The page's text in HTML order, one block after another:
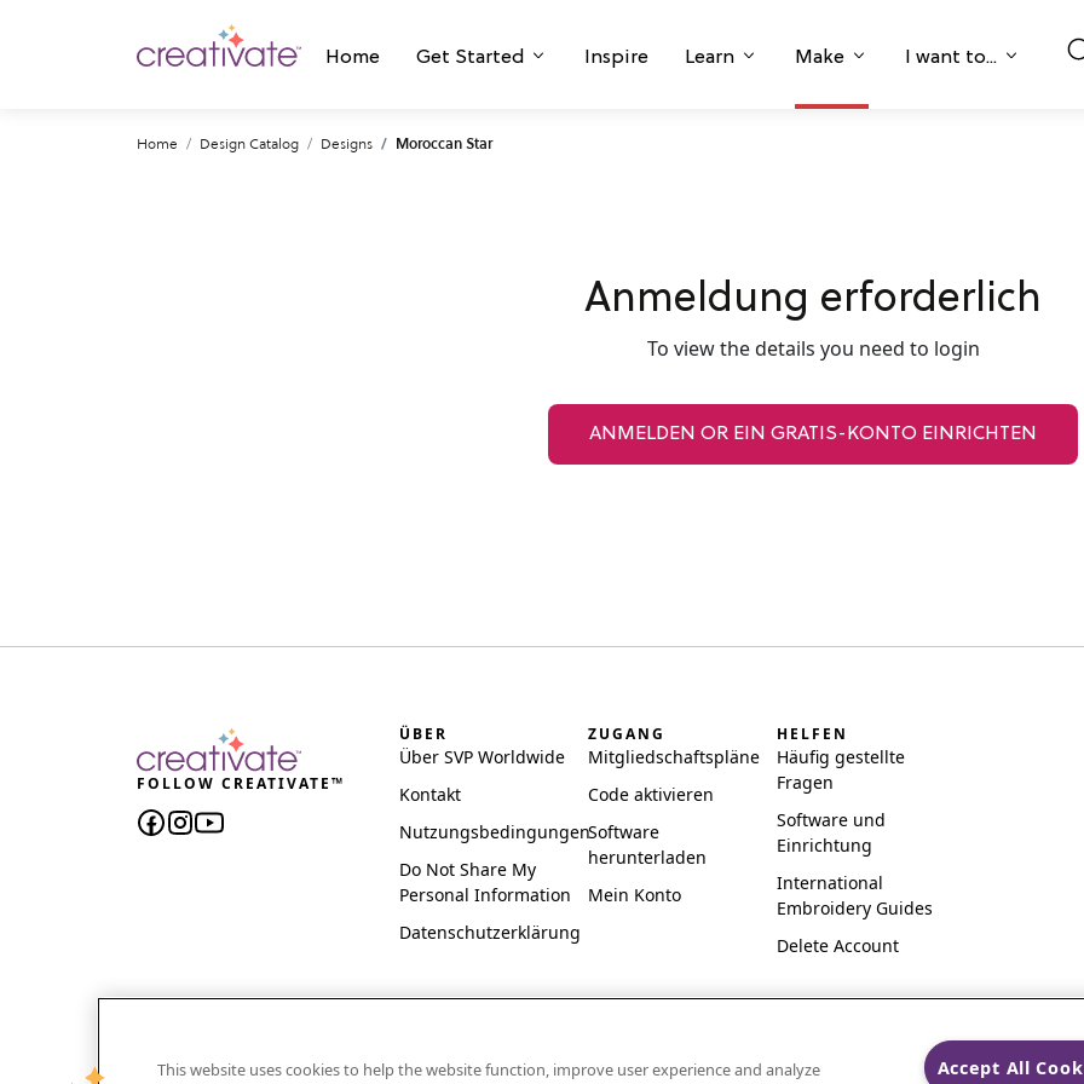
Home Get Started Inspire Learn Make I want to...
Home Design Catalog Designs Moroccan Star
Anmeldung erforderlich
To view the details you need to login
ANMELDEN OR EIN GRATIS-KONTO EINRICHTEN
FOLLOW CREATIVATE™
ÜBER
Über SVP Worldwide
Kontakt
Nutzungsbedingungen
Do Not Share My
Personal Information
Datenschutzerklärung
ZUGANG
Mitgliedschaftspläne
Code aktivieren
Software
herunterladen
Mein Konto
HELFEN
Häufig gestellte
Fragen
Software und
Einrichtung
International
Embroidery Guides
Delete Account
This website uses cookies to help the website function, improve user experience and analyze
Accept All